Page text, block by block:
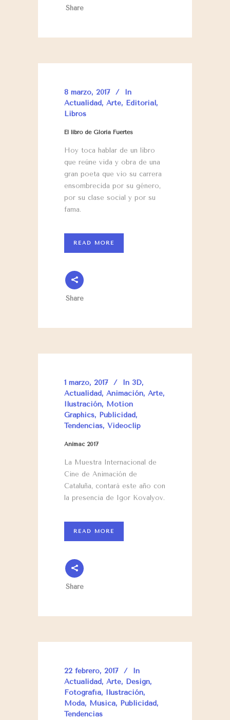
Share
8 marzo, 2017
In
Actualidad, Arte, Editorial,
Libros
El libro de Gloria Fuertes
Hoy toca hablar de un libro
que reúne vida y obra de una
gran poeta que vio su carrera
ensombrecida por su género,
por su clase social y por su
fama.
READ MORE
Share
1 marzo, 2017 In 3D,
Actualidad, Animación, Arte,
Ilustración, Motion
Graphics, Publicidad,
Tendencias, Videoclip
Animac 2017
La Muestra Internacional de
Cine de Animación de
Cataluña, contará este año con
la presencia de Igor Kovalyov.
READ MORE
Share
22 febrero, 2017
In
Actualidad, Arte, Design,
Fotografía, Ilustración,
Moda, Música, Publicidad,
Tendencias